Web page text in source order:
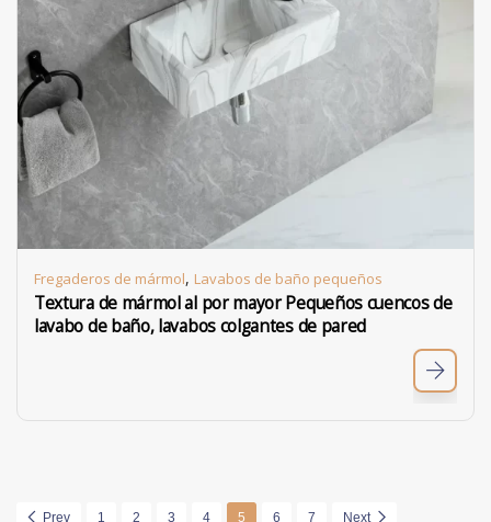
Fregaderos de mármol, Lavabos de baño pequeños
Textura de mármol al por mayor Pequeños cuencos de
lavabo de baño, lavabos colgantes de pared
Prev 1 2 3 4 5 6 7 Next